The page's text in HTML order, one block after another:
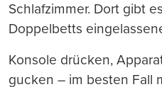
Schlafzimmer. Dort gibt
Doppelbetts
Konsole drücken,
gucken – im besten Fall